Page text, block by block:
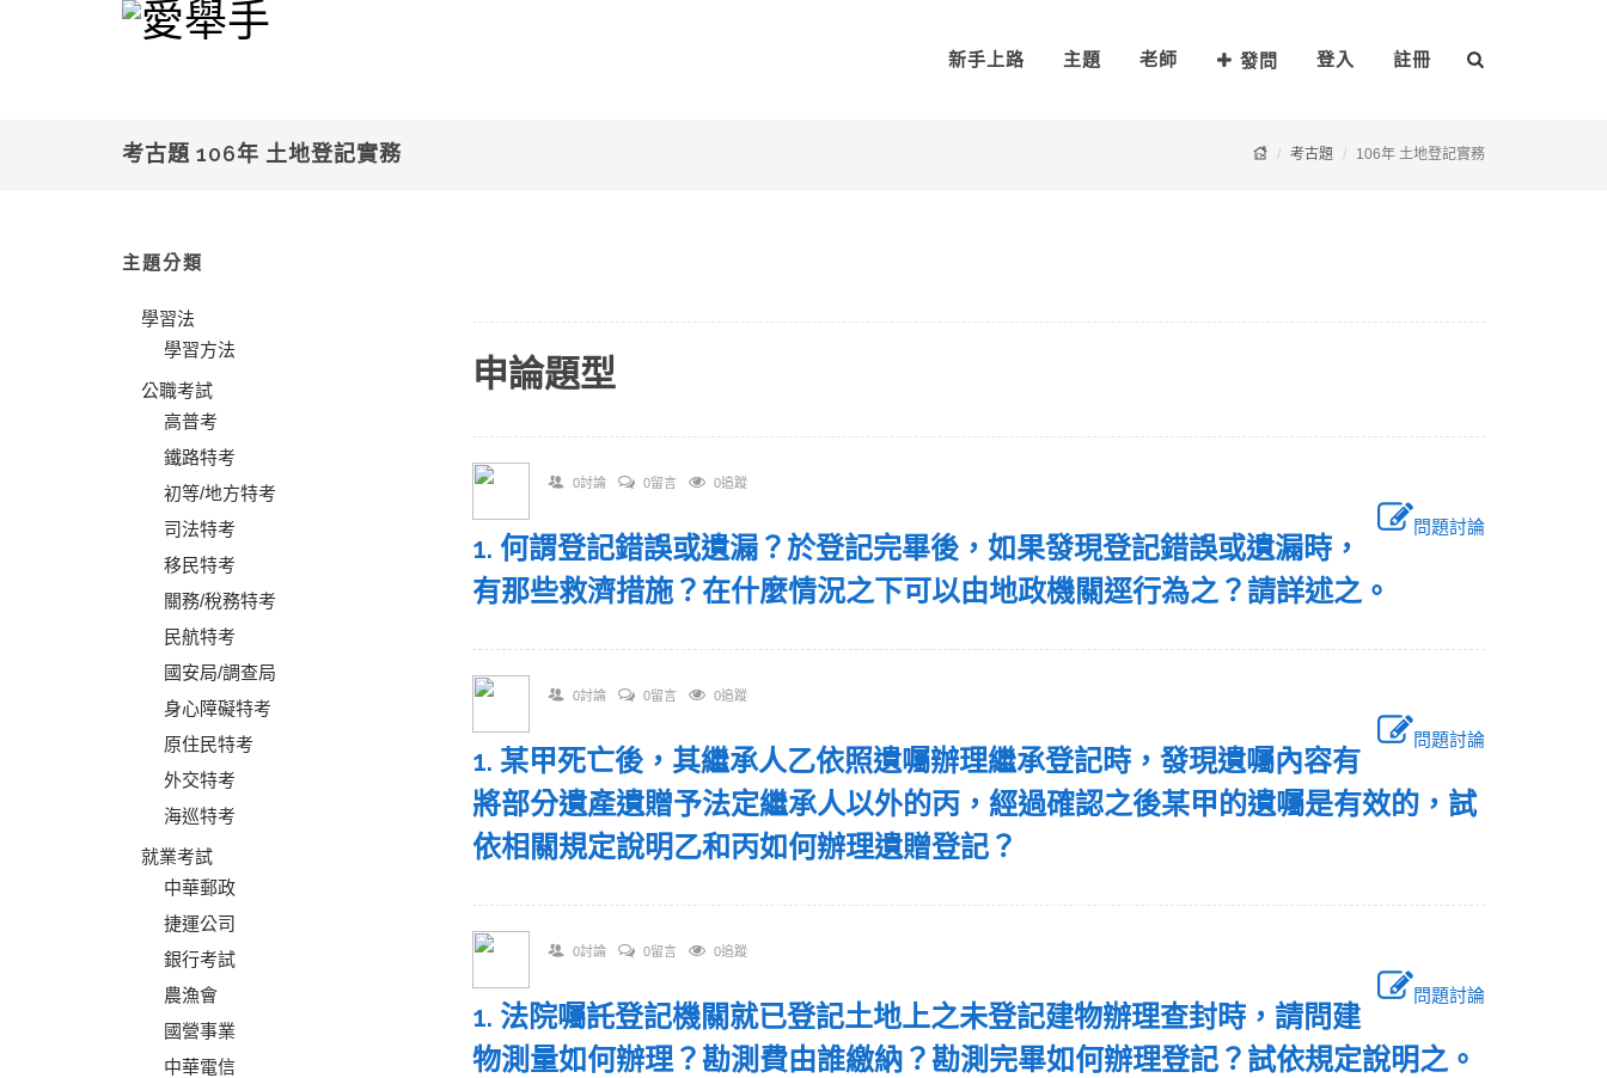
新手上路 主題 老師 發問 登入 註冊
考古題 106年 土地登記實務 考古題 106年 土地登記實務
主題分類
學習法
學習方法
公職考試
高普考
鐵路特考
初等/地方特考
司法特考
移民特考
關務/稅務特考
民航特考
國安局/調查局
身心障礙特考
原住民特考
外交特考
海巡特考
就業考試
中華郵政
捷運公司
銀行考試
農漁會
國營事業
中華電信
申論題型
0討論 0留言 0追蹤
問題討論
1. 何謂登記錯誤或遺漏？於登記完畢後，如果發現登記錯誤或遺漏時，
有那些救濟措施？在什麼情況之下可以由地政機關逕行為之？請詳述之。
0討論 0留言 0追蹤
問題討論
1. 某甲死亡後，其繼承人乙依照遺囑辦理繼承登記時，發現遺囑內容有
將部分遺產遺贈予法定繼承人以外的丙，經過確認之後某甲的遺囑是有效的，試
依相關規定說明乙和丙如何辦理遺贈登記？
0討論 0留言 0追蹤
問題討論
1. 法院囑託登記機關就已登記土地上之未登記建物辦理查封時，請問建
物測量如何辦理？勘測費由誰繳納？勘測完畢如何辦理登記？試依規定說明之。